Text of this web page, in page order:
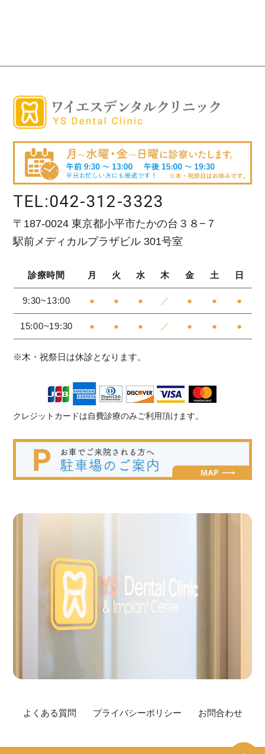
TEL:042-312-3323
〒187-0024 東京都小平市たかの台３８−７
駅前メディカルプラザビル 301号室
診療時間 月 火 水 木 金 土 日
9:30~13:00 ● ● ● ／ ● ● ●
15:00~19:30 ● ● ● ／ ● ● ●
※木・祝祭日は休診となります。
クレジットカードは自費診療のみご利用頂けます。
よくある質問 プライバシーポリシー お問合わせ